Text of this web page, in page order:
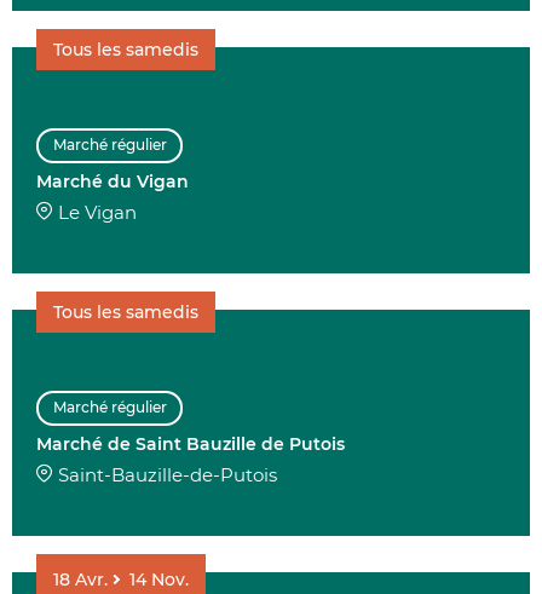
Marché régulier
Marché du Vigan
Le Vigan
Tous les samedis
Marché régulier
Marché de Saint Bauzille de Putois
Saint-Bauzille-de-Putois
Tous les samedis
18 Avr. 14 Nov.